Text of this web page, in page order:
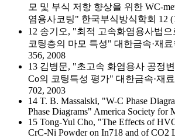
모 및 부식 저항 향상을 위한 WC-
염용사코팅" 한국부식방식학회 12
12 송기오, "최적 고속화염용사법
코팅층의 마모 특성" 대한금속·재료
356, 2008
13 김병문, "초고속 화염용사 공정
Co의 코팅특성 평가" 대한금속·재
702, 2003
14 T. B. Massalski, "W-C Phase
Phase Diagrams" America Society for
15 Tong-Yul Cho, "The Effects of
CrC-Ni Powder on In718 and of CO2